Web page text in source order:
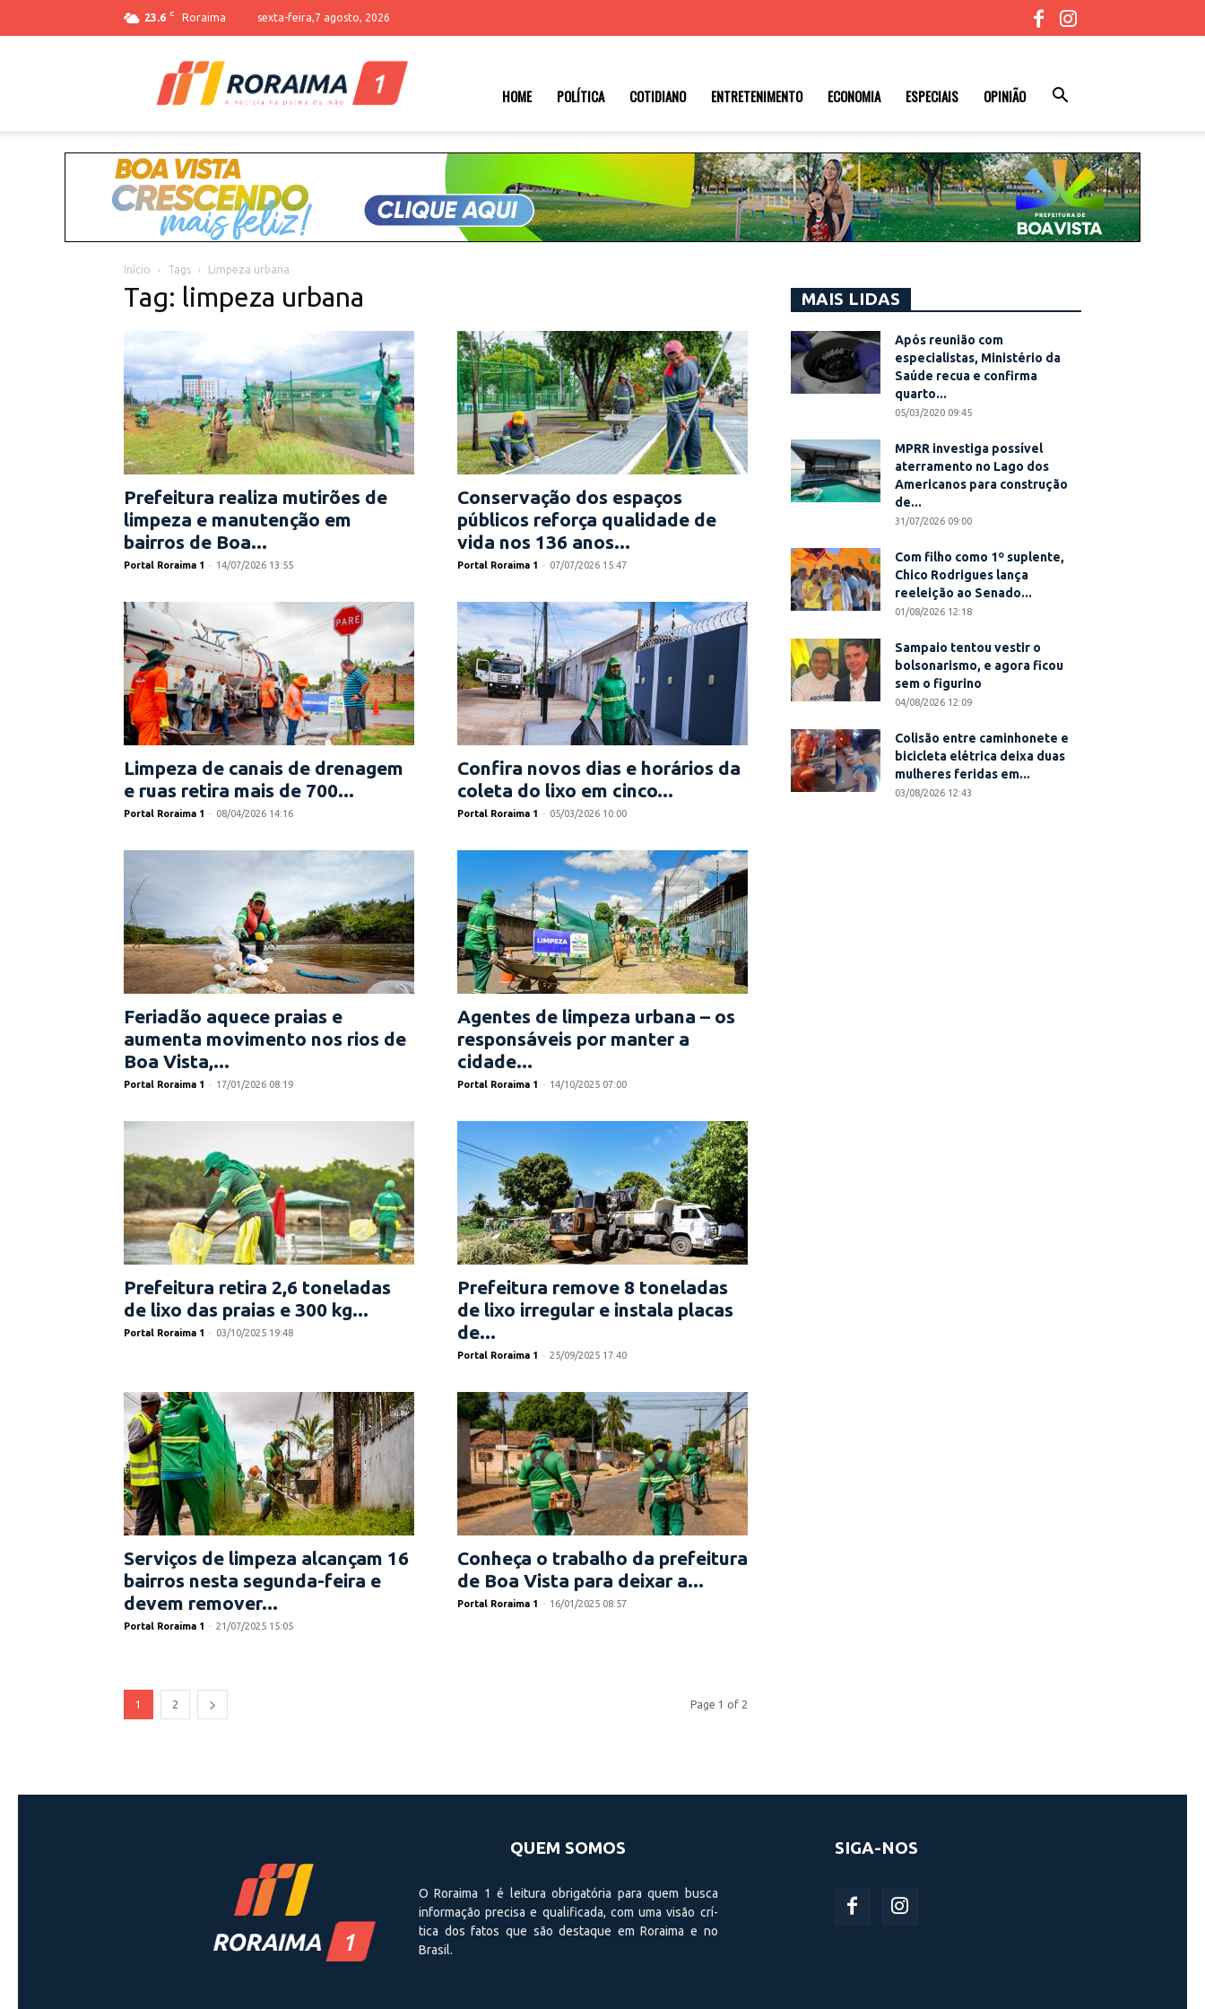
23.6 C Roraima sexta-feira,7 agosto, 2026
HOME POLÍTICA COTIDIANO ENTRETENIMENTO ECONOMIA ESPECIAIS OPINIÃO
Início Tags Limpeza urbana
Tag: limpeza urbana
Prefeitura realiza mutirões de
limpeza e manutenção em
bairros de Boa...
Portal Roraima 1 - 14/07/2026 13:55
Conservação dos espaços
públicos reforça qualidade de
vida nos 136 anos...
Portal Roraima 1 - 07/07/2026 15:47
Limpeza de canais de drenagem
e ruas retira mais de 700...
Portal Roraima 1 - 08/04/2026 14:16
Confira novos dias e horários da
coleta do lixo em cinco...
Portal Roraima 1 - 05/03/2026 10:00
Feriadão aquece praias e
aumenta movimento nos rios de
Boa Vista,...
Portal Roraima 1 - 17/01/2026 08:19
Agentes de limpeza urbana – os
responsáveis por manter a
cidade...
Portal Roraima 1 - 14/10/2025 07:00
Prefeitura retira 2,6 toneladas
de lixo das praias e 300 kg...
Portal Roraima 1 - 03/10/2025 19:48
Prefeitura remove 8 toneladas
de lixo irregular e instala placas
de...
Portal Roraima 1 - 25/09/2025 17:40
Serviços de limpeza alcançam 16
bairros nesta segunda-feira e
devem remover...
Portal Roraima 1 - 21/07/2025 15:05
Conheça o trabalho da prefeitura
de Boa Vista para deixar a...
Portal Roraima 1 - 16/01/2025 08:57
1 2 Page 1 of 2
MAIS LIDAS
Após reunião com
especialistas, Ministério da
Saúde recua e confirma
quarto...
05/03/2020 09:45
MPRR investiga possível
aterramento no Lago dos
Americanos para construção
de...
31/07/2026 09:00
Com filho como 1º suplente,
Chico Rodrigues lança
reeleição ao Senado...
01/08/2026 12:18
Sampaio tentou vestir o
bolsonarismo, e agora ficou
sem o figurino
04/08/2026 12:09
Colisão entre caminhonete e
bicicleta elétrica deixa duas
mulheres feridas em...
03/08/2026 12:43
QUEM SOMOS
O Roraima 1 é leitura obrigatória para quem busca
informação precisa e qualificada, com uma visão crí­
tica dos fatos que são destaque em Roraima e no
Brasil.
SIGA-NOS